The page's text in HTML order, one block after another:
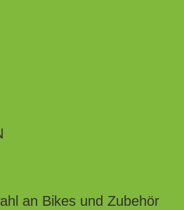
an Bikes und Zubehör